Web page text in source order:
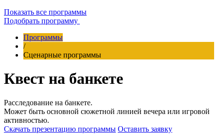
Показать все программы
Подобрать программу
Программы
/
Сценарные программы
Квест на банкете
Расследование на банкете.
Может быть основной сюжетной линией вечера или игровой
активностью.
Скачать презентацию программы Оставить заявку